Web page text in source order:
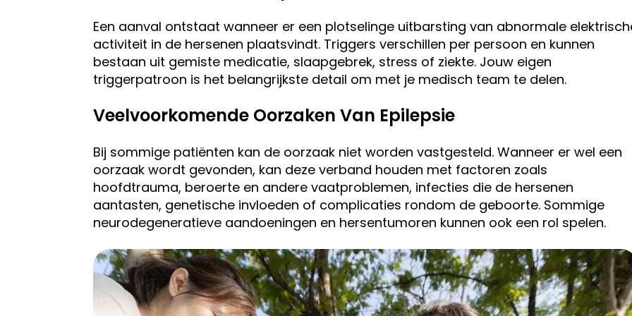
Een aanval ontstaat wanneer er een plotselinge uitbarsting van abnormale
activiteit in de hersenen plaatsvindt. Triggers verschillen per persoon en kunnen
bestaan uit gemiste medicatie, slaapgebrek, stress of ziekte. Jouw eigen
triggerpatroon is het belangrijkste detail om met je medisch team te delen.
Veelvoorkomende Oorzaken Van Epilepsie
Bij sommige patiënten kan de oorzaak niet worden vastgesteld. Wanneer er wel een
oorzaak wordt gevonden, kan deze verband houden met factoren zoals
hoofdtrauma, beroerte en andere vaatproblemen, infecties die de hersenen
aantasten, genetische invloeden of complicaties rondom de geboorte. Sommige
neurodegeneratieve aandoeningen en hersentumoren kunnen ook een rol spelen.